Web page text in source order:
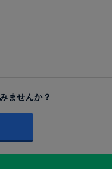
ませんか？